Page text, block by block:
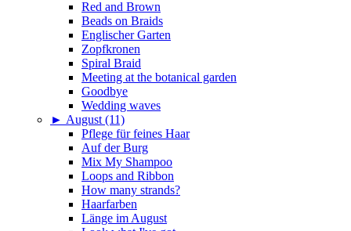
Red and Brown
Beads on Braids
Englischer Garten
Zopfkronen
Spiral Braid
Meeting at the botanical garden
Goodbye
Wedding waves
► August (11)
Pflege für feines Haar
Auf der Burg
Mix My Shampoo
Loops and Ribbon
How many strands?
Haarfarben
Länge im August